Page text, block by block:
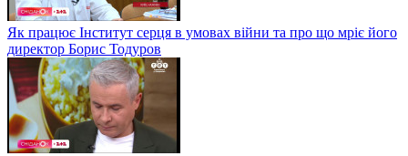
Як працює Інститут серця в умовах війни та про що мріє його
директор Борис Тодуров